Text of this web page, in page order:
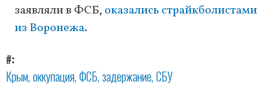
заявляли в ФСБ, оказались страйкболистами
из Воронежа.
#
Крым оккупация ФСБ задержание СБУ